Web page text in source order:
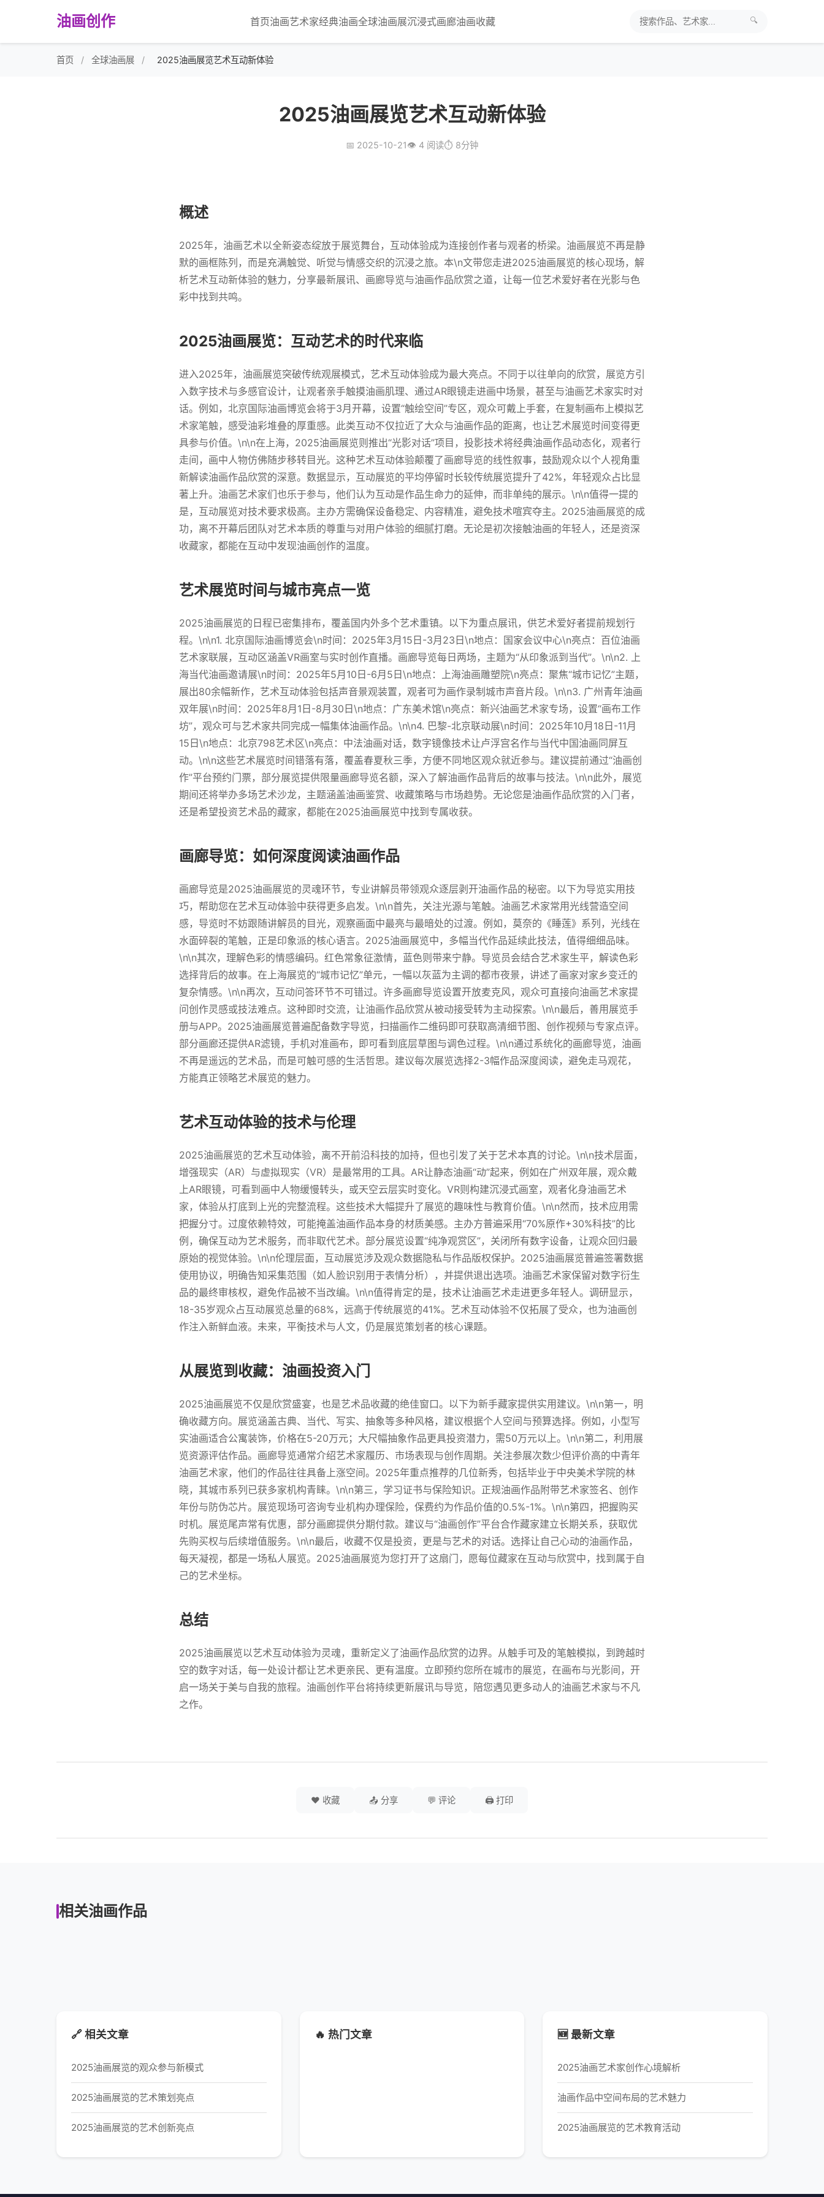
油画创作 首页油画艺术家经典油画全球油画展沉浸式画廊油画收藏 🔍
首页 / 全球油画展 / 2025油画展览艺术互动新体验
2025油画展览艺术互动新体验
📅 2025-10-21👁️ 4 阅读⏱️ 8分钟
概述
2025年，油画艺术以全新姿态绽放于展览舞台，互动体验成为连接创作者与观者的桥梁。油画展览不再是静
默的画框陈列，而是充满触觉、听觉与情感交织的沉浸之旅。本\n文带您走进2025油画展览的核心现场，解
析艺术互动新体验的魅力，分享最新展讯、画廊导览与油画作品欣赏之道，让每一位艺术爱好者在光影与色
彩中找到共鸣。
2025油画展览：互动艺术的时代来临
进入2025年，油画展览突破传统观展模式，艺术互动体验成为最大亮点。不同于以往单向的欣赏，展览方引
入数字技术与多感官设计，让观者亲手触摸油画肌理、通过AR眼镜走进画中场景，甚至与油画艺术家实时对
话。例如，北京国际油画博览会将于3月开幕，设置“触绘空间”专区，观众可戴上手套，在复制画布上模拟艺
术家笔触，感受油彩堆叠的厚重感。此类互动不仅拉近了大众与油画作品的距离，也让艺术展览时间变得更
具参与价值。\n\n在上海，2025油画展览则推出“光影对话”项目，投影技术将经典油画作品动态化，观者行
走间，画中人物仿佛随步移转目光。这种艺术互动体验颠覆了画廊导览的线性叙事，鼓励观众以个人视角重
新解读油画作品欣赏的深意。数据显示，互动展览的平均停留时长较传统展览提升了42%，年轻观众占比显
著上升。油画艺术家们也乐于参与，他们认为互动是作品生命力的延伸，而非单纯的展示。\n\n值得一提的
是，互动展览对技术要求极高。主办方需确保设备稳定、内容精准，避免技术喧宾夺主。2025油画展览的成
功，离不开幕后团队对艺术本质的尊重与对用户体验的细腻打磨。无论是初次接触油画的年轻人，还是资深
收藏家，都能在互动中发现油画创作的温度。
艺术展览时间与城市亮点一览
2025油画展览的日程已密集排布，覆盖国内外多个艺术重镇。以下为重点展讯，供艺术爱好者提前规划行
程。\n\n1. 北京国际油画博览会\n时间：2025年3月15日-3月23日\n地点：国家会议中心\n亮点：百位油画
艺术家联展，互动区涵盖VR画室与实时创作直播。画廊导览每日两场，主题为“从印象派到当代”。\n\n2. 上
海当代油画邀请展\n时间：2025年5月10日-6月5日\n地点：上海油画雕塑院\n亮点：聚焦“城市记忆”主题，
展出80余幅新作，艺术互动体验包括声音景观装置，观者可为画作录制城市声音片段。\n\n3. 广州青年油画
双年展\n时间：2025年8月1日-8月30日\n地点：广东美术馆\n亮点：新兴油画艺术家专场，设置“画布工作
坊”，观众可与艺术家共同完成一幅集体油画作品。\n\n4. 巴黎-北京联动展\n时间：2025年10月18日-11月
15日\n地点：北京798艺术区\n亮点：中法油画对话，数字镜像技术让卢浮宫名作与当代中国油画同屏互
动。\n\n这些艺术展览时间错落有落，覆盖春夏秋三季，方便不同地区观众就近参与。建议提前通过“油画创
作”平台预约门票，部分展览提供限量画廊导览名额，深入了解油画作品背后的故事与技法。\n\n此外，展览
期间还将举办多场艺术沙龙，主题涵盖油画鉴赏、收藏策略与市场趋势。无论您是油画作品欣赏的入门者，
还是希望投资艺术品的藏家，都能在2025油画展览中找到专属收获。
画廊导览：如何深度阅读油画作品
画廊导览是2025油画展览的灵魂环节，专业讲解员带领观众逐层剥开油画作品的秘密。以下为导览实用技
巧，帮助您在艺术互动体验中获得更多启发。\n\n首先，关注光源与笔触。油画艺术家常用光线营造空间
感，导览时不妨跟随讲解员的目光，观察画面中最亮与最暗处的过渡。例如，莫奈的《睡莲》系列，光线在
水面碎裂的笔触，正是印象派的核心语言。2025油画展览中，多幅当代作品延续此技法，值得细细品味。
\n\n其次，理解色彩的情感编码。红色常象征激情，蓝色则带来宁静。导览员会结合艺术家生平，解读色彩
选择背后的故事。在上海展览的“城市记忆”单元，一幅以灰蓝为主调的都市夜景，讲述了画家对家乡变迁的
复杂情感。\n\n再次，互动问答环节不可错过。许多画廊导览设置开放麦克风，观众可直接向油画艺术家提
问创作灵感或技法难点。这种即时交流，让油画作品欣赏从被动接受转为主动探索。\n\n最后，善用展览手
册与APP。2025油画展览普遍配备数字导览，扫描画作二维码即可获取高清细节图、创作视频与专家点评。
部分画廊还提供AR滤镜，手机对准画布，即可看到底层草图与调色过程。\n\n通过系统化的画廊导览，油画
不再是遥远的艺术品，而是可触可感的生活哲思。建议每次展览选择2-3幅作品深度阅读，避免走马观花，
方能真正领略艺术展览的魅力。
艺术互动体验的技术与伦理
2025油画展览的艺术互动体验，离不开前沿科技的加持，但也引发了关于艺术本真的讨论。\n\n技术层面，
增强现实（AR）与虚拟现实（VR）是最常用的工具。AR让静态油画“动”起来，例如在广州双年展，观众戴
上AR眼镜，可看到画中人物缓慢转头，或天空云层实时变化。VR则构建沉浸式画室，观者化身油画艺术
家，体验从打底到上光的完整流程。这些技术大幅提升了展览的趣味性与教育价值。\n\n然而，技术应用需
把握分寸。过度依赖特效，可能掩盖油画作品本身的材质美感。主办方普遍采用“70%原作+30%科技”的比
例，确保互动为艺术服务，而非取代艺术。部分展览设置“纯净观赏区”，关闭所有数字设备，让观众回归最
原始的视觉体验。\n\n伦理层面，互动展览涉及观众数据隐私与作品版权保护。2025油画展览普遍签署数据
使用协议，明确告知采集范围（如人脸识别用于表情分析），并提供退出选项。油画艺术家保留对数字衍生
品的最终审核权，避免作品被不当改编。\n\n值得肯定的是，技术让油画艺术走进更多年轻人。调研显示，
18-35岁观众占互动展览总量的68%，远高于传统展览的41%。艺术互动体验不仅拓展了受众，也为油画创
作注入新鲜血液。未来，平衡技术与人文，仍是展览策划者的核心课题。
从展览到收藏：油画投资入门
2025油画展览不仅是欣赏盛宴，也是艺术品收藏的绝佳窗口。以下为新手藏家提供实用建议。\n\n第一，明
确收藏方向。展览涵盖古典、当代、写实、抽象等多种风格，建议根据个人空间与预算选择。例如，小型写
实油画适合公寓装饰，价格在5-20万元；大尺幅抽象作品更具投资潜力，需50万元以上。\n\n第二，利用展
览资源评估作品。画廊导览通常介绍艺术家履历、市场表现与创作周期。关注参展次数少但评价高的中青年
油画艺术家，他们的作品往往具备上涨空间。2025年重点推荐的几位新秀，包括毕业于中央美术学院的林
晓，其城市系列已获多家机构青睐。\n\n第三，学习证书与保险知识。正规油画作品附带艺术家签名、创作
年份与防伪芯片。展览现场可咨询专业机构办理保险，保费约为作品价值的0.5%-1%。\n\n第四，把握购买
时机。展览尾声常有优惠，部分画廊提供分期付款。建议与“油画创作”平台合作藏家建立长期关系，获取优
先购买权与后续增值服务。\n\n最后，收藏不仅是投资，更是与艺术的对话。选择让自己心动的油画作品，
每天凝视，都是一场私人展览。2025油画展览为您打开了这扇门，愿每位藏家在互动与欣赏中，找到属于自
己的艺术坐标。
总结
2025油画展览以艺术互动体验为灵魂，重新定义了油画作品欣赏的边界。从触手可及的笔触模拟，到跨越时
空的数字对话，每一处设计都让艺术更亲民、更有温度。立即预约您所在城市的展览，在画布与光影间，开
启一场关于美与自我的旅程。油画创作平台将持续更新展讯与导览，陪您遇见更多动人的油画艺术家与不凡
之作。
❤️ 收藏 📤 分享 💬 评论 🖨️ 打印
相关油画作品
🔗 相关文章
2025油画展览的观众参与新模式
2025油画展览的艺术策划亮点
2025油画展览的艺术创新亮点
🔥 热门文章 🆕 最新文章
2025油画艺术家创作心境解析
油画作品中空间布局的艺术魅力
2025油画展览的艺术教育活动